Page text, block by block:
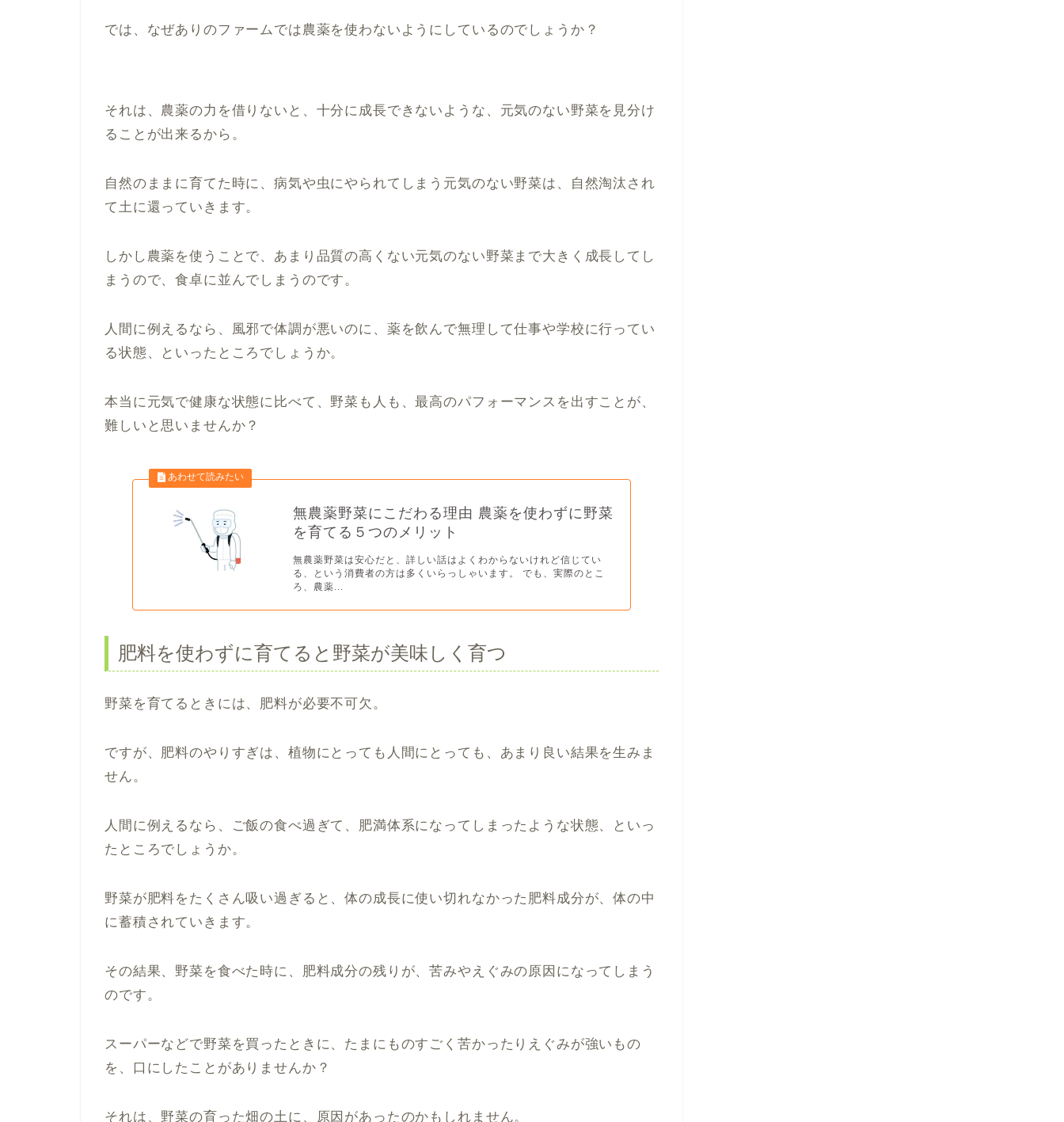
では、なぜありのファームでは農薬を使わないようにしているのでしょうか？
それは、農薬の力を借りないと、十分に成長できないような、元気のない野菜を見分け
ることが出来るから。
自然のままに育てた時に、病気や虫にやられてしまう元気のない野菜は、自然淘汰され
て土に還っていきます。
しかし農薬を使うことで、あまり品質の高くない元気のない野菜まで大きく成長してし
まうので、食卓に並んでしまうのです。
人間に例えるなら、風邪で体調が悪いのに、薬を飲んで無理して仕事や学校に行ってい
る状態、といったところでしょうか。
本当に元気で健康な状態に比べて、野菜も人も、最高のパフォーマンスを出すことが、
難しいと思いませんか？
無農薬野菜にこだわる理由 農薬を使わずに野菜
を育てる５つのメリット
無農薬野菜は安心だと、詳しい話はよくわからないけれど信じてい
る、という消費者の方は多くいらっしゃいます。 でも、実際のとこ
ろ、農薬...
肥料を使わずに育てると野菜が美味しく育つ
野菜を育てるときには、肥料が必要不可欠。
ですが、肥料のやりすぎは、植物にとっても人間にとっても、あまり良い結果を生みま
せん。
人間に例えるなら、ご飯の食べ過ぎて、肥満体系になってしまったような状態、といっ
たところでしょうか。
野菜が肥料をたくさん吸い過ぎると、体の成長に使い切れなかった肥料成分が、体の中
に蓄積されていきます。
その結果、野菜を食べた時に、肥料成分の残りが、苦みやえぐみの原因になってしまう
のです。
スーパーなどで野菜を買ったときに、たまにものすごく苦かったりえぐみが強いもの
を、口にしたことがありませんか？
それは、野菜の育った畑の土に、原因があったのかもしれません。